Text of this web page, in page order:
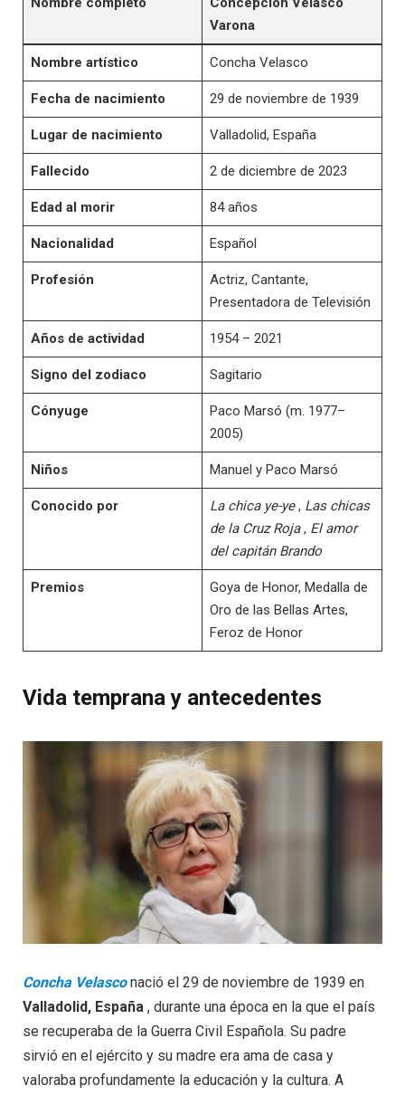
Varona
Nombre artístico Concha Velasco
Fecha de nacimiento 29 de noviembre de 1939
Lugar de nacimiento Valladolid, España
Fallecido 2 de diciembre de 2023
Edad al morir 84 años
Nacionalidad Español
Profesión
Actriz, Cantante,
Presentadora de Televisión
Años de actividad 1954 – 2021
Signo del zodiaco Sagitario
Cónyuge
Paco Marsó (m. 1977–
2005)
Niños Manuel y Paco Marsó
Conocido por La chica ye-ye, Las chicas
de la Cruz Roja, El amor
del capitán Brando
Premios
Goya de Honor, Medalla de
Oro de las Bellas Artes,
Feroz de Honor
Vida temprana y antecedentes
Concha Velasconació el 29 de noviembre de 1939 en
Valladolid, España , durante una época en la que el país
se recuperaba de la Guerra Civil Española. Su padre
sirvió en el ejército y su madre era ama de casa y
valoraba profundamente la educación y la cultura. A